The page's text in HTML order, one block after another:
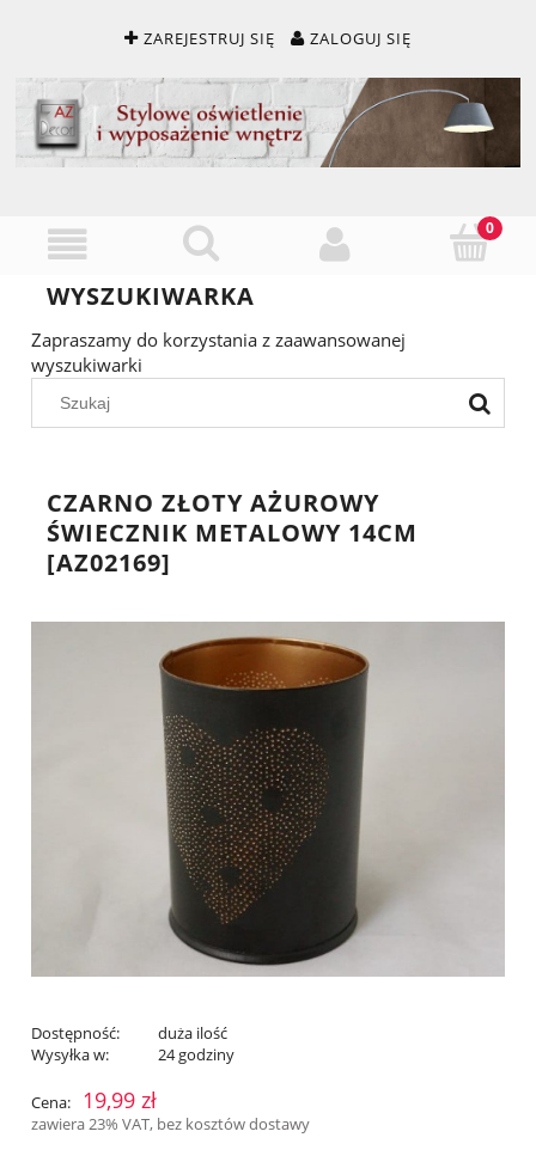
ZAREJESTRUJ SIĘ ZALOGUJ SIĘ
WYSZUKIWARKA
Zapraszamy do korzystania z zaawansowanej
wyszukiwarki
CZARNO ZŁOTY AŻUROWY
ŚWIECZNIK METALOWY 14CM
[AZ02169]
Dostępność:
duża ilość
Wysyłka w:
24 godziny
Cena: 19,99 zł
zawiera 23% VAT, bez kosztów dostawy